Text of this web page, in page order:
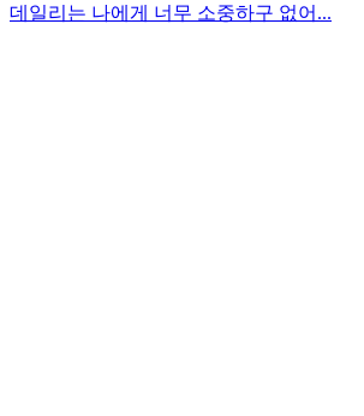
데일리는 나에게 너무 소중하구 없어...